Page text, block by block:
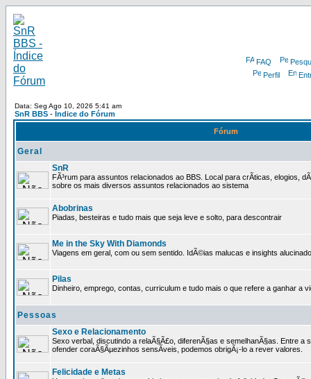
FAQ
Perfil
Data: Seg Ago 10, 2026 5:41 am
SnR BBS - Índice do Fórum
Fórum
Geral
SnR
FÃ³rum para assuntos relacionados ao BBS. Local para crÃ­ticas, elogios,
sobre os mais diversos assuntos relacionados ao sistema
Abobrinas
Piadas, besteiras e tudo mais que seja leve e solto, para descontrair
Me in the Sky With Diamonds
Viagens em geral, com ou sem sentido. IdÃ©ias malucas e insights
Pilas
Dinheiro, emprego, contas, curriculum e tudo mais o que refere a ganhar a
Pessoas
Sexo e Relacionamento
Sexo verbal, discutindo a relaÃ§Ã£o, diferenÃ§as e semelhanÃ§as. Entre a
ofender coraÃ§Ãµezinhos sensÃ­veis, podemos obrigÃ¡-lo a rever valores.
Felicidade e Metas